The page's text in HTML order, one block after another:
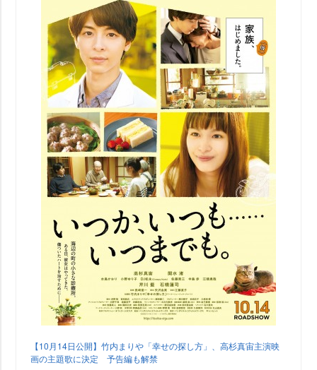
【10月14日公開】竹内まりや「幸せの探し方」、高杉真宙主演映
画の主題歌に決定 予告編も解禁